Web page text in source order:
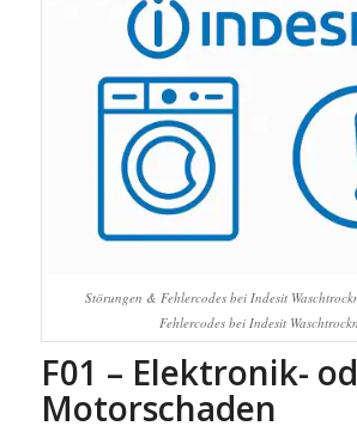
Störungen & Fehlercodes bei Indesit
Fehlercodes bei Indesit
F01 – Elektronik-
Motorschaden